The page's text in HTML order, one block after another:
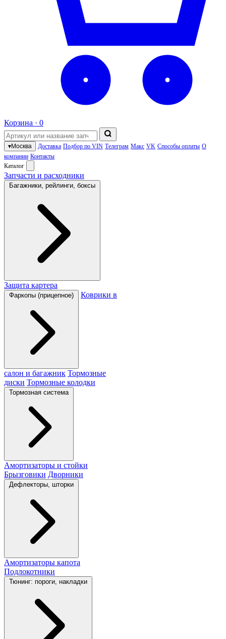
Корзина · 0
▾Москва Доставка Подбор по VIN Телеграм Макс VK Способы оплаты О
компании Контакты
Каталог
Запчасти и расходники
Багажники, рейлинги, боксы
Защита картера
Фаркопы (прицепное) Коврики в
салон и багажник Тормозные
диски Тормозные колодки
Тормозная система
Амортизаторы и стойки
Брызговики Дворники
Дефлекторы, шторки
Амортизаторы капота
Подлокотники
Тюнинг: пороги, накладки